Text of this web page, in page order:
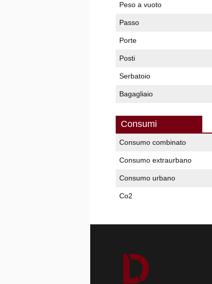
Peso a vuoto
Passo
Porte
Posti
Serbatoio
Bagagliaio
Consumi
Consumo combinato
Consumo extraurbano
Consumo urbano
Co2